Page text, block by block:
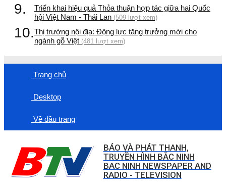
9.
Triển khai hiệu quả Thỏa thuận hợp tác giữa hai Quốc
hội Việt Nam - Thái Lan (509 lượt xem)
10.Thị trường nội địa: Động lực tăng trưởng mới cho
ngành gỗ Việt (481 lượt xem)
Trang chủ
Desktop
Về đầu trang
BÁO VÀ PHÁT THANH,
TRUYỀN HÌNH BẮC NINH
BAC NINH NEWSPAPER AND
RADIO - TELEVISION